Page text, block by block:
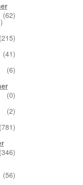
(62)
(215)
(41)
(6)
(0)
(2)
(781)
(346)
(56)